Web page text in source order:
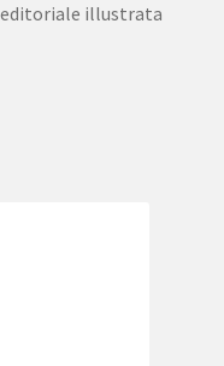
editoriale illustrata